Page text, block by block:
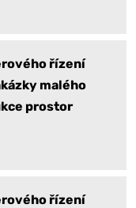
řízení
malého
prostor
řízení